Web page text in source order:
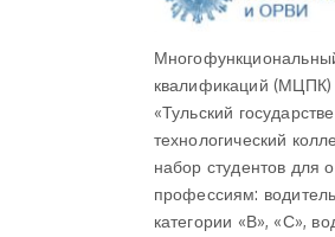
квалификаций
«Тульский
технологический
набор студентов для
профессиям:
категории «В», «С»,